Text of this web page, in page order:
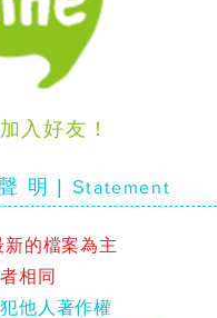
加入好友！
明 | Statement
的檔案為主
相同
他人著作權